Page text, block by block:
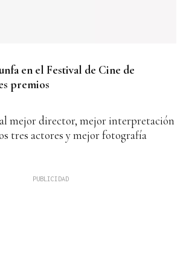
en el Festival de Cine de
premios
mejor director, mejor interpretación
tres actores y mejor fotografía